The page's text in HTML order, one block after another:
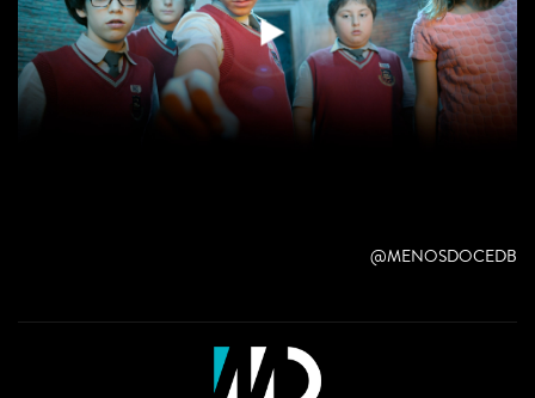
@MENOSDOCEDB